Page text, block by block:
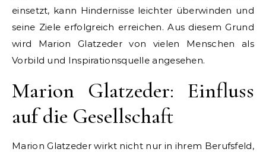
einsetzt, kann Hindernisse leichter überwinden und
seine Ziele erfolgreich erreichen. Aus diesem Grund
wird Marion Glatzeder von vielen Menschen als
Vorbild und Inspirationsquelle angesehen.
Marion Glatzeder: Einfluss
auf die Gesellschaft
Marion Glatzeder wirkt nicht nur in ihrem Berufsfeld,